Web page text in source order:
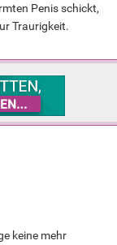
Penis schickt,
Traurigkeit.
keine mehr